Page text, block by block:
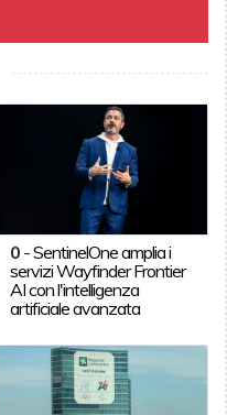
0 -SentinelOne amplia i
servizi Wayfinder Frontier
AI con l'intelligenza
artificiale avanzata